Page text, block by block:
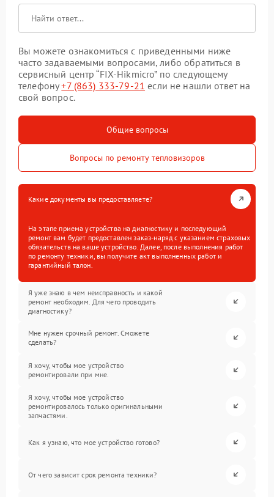
Вы можете ознакомиться с приведенными ниже
часто задаваемыми вопросами, либо обратиться в
сервисный центр “FIX-Hikmicro” по следующему
телефону+7 (863) 333-79-21 если не нашли ответ на
свой вопрос.
Общие вопросы
Вопросы по ремонту тепловизоров
Какие документы вы предоставляете?
На этапе приема устройства на диагностику и последующий
ремонт вам будет предоставлен заказ-наряд с указанием страховых
обязательств на ваше устройство. Далее, после выполнения работ
по ремонту техники, вы получите акт выполненных работ и
гарантийный талон.
Я уже знаю в чем неисправность и какой
ремонт необходим. Для чего проводить
диагностику?
Мне нужен срочный ремонт. Сможете
сделать?
Я хочу, чтобы мое устройство
ремонтировали при мне.
Я хочу, чтобы мое устройство
ремонтировалось только оригинальными
запчастями.
Как я узнаю, что мое устройство готово?
От чего зависит срок ремонта техники?